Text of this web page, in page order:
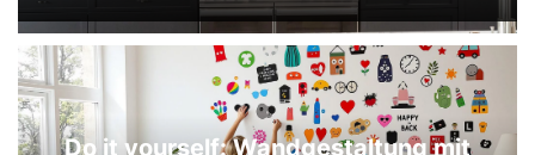
Do it yourself: Wandgestaltung mit